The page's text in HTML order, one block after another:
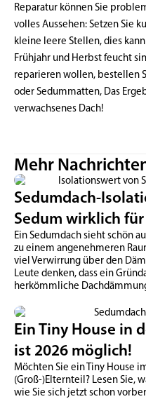
Reparatur können Sie
volles Aussehen: Setzen Sie
kleine leere Stellen, dies
Frühjahr und Herbst feucht
reparieren wollen, bestellen
oder Sedummatten, Das
verwachsenes Dach!
Mehr
Sedumdach-
Sedum wirklich für
Ein Sedumdach sieht schön
zu einem angenehmeren
viel Verwirrung über den
Leute denken, dass ein
herkömmliche
Ein Tiny House in
ist 2026 möglich!
Möchten Sie ein Tiny House
(Groß-)Elternteil? Lesen Sie,
wie Sie sich jetzt schon